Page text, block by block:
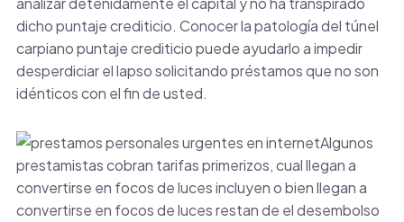
dicho puntaje crediticio. Conocer la patologí­a del túnel
carpiano puntaje crediticio puede ayudarlo a impedir
desperdiciar el lapso solicitando préstamos que no son
idénticos con el fin de usted.
Algunos
prestamistas cobran tarifas primerizos, cual llegan a
convertirse en focos de luces incluyen o bien llegan a
convertirse en focos de luces restan de el desembolso